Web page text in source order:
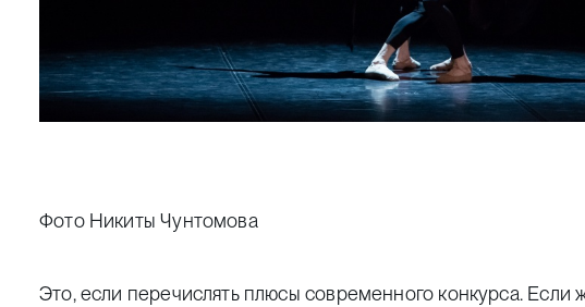
Фото Никиты Чунтомова
Это, если перечислять плюсы современного конкурса. Если